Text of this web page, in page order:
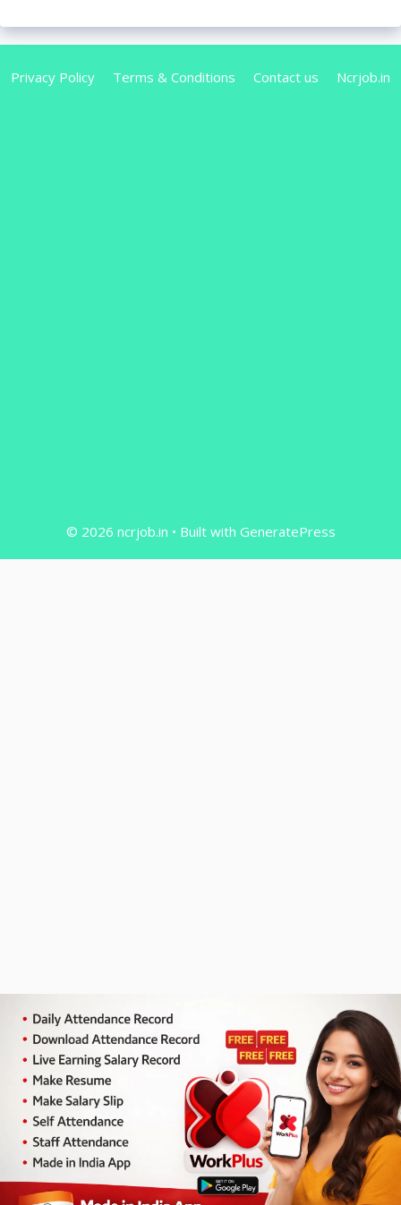
Privacy Policy Terms & Conditions Contact us Ncrjob.in
© 2026 ncrjob.in • Built with GeneratePress